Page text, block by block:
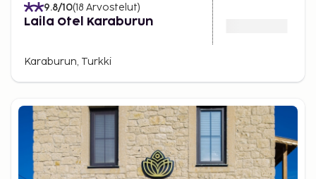
9.8/10(18 Arvostelut)
Laila Otel Karaburun
Karaburun, Turkki